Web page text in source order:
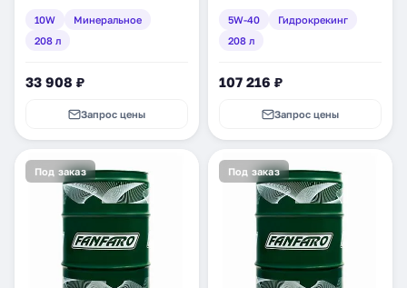
10W
Минеральное
208 л
33 908 ₽
Запрос цены
5W-40
Гидрокрекинг
208 л
107 216 ₽
Запрос цены
Под заказ Под заказ